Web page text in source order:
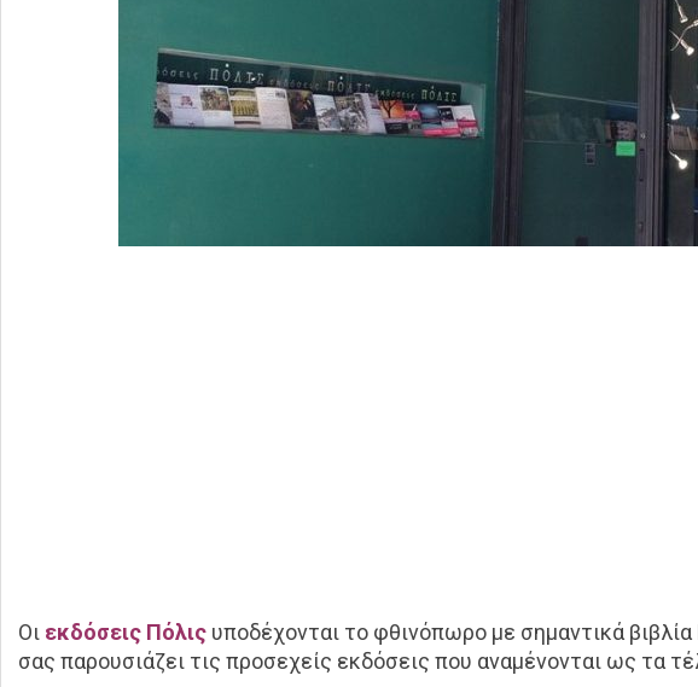
Οι εκδόσεις Πόλις υποδέχονται το φθινόπωρο με σημαντικά
σας παρουσιάζει τις προσεχείς εκδόσεις που αναμένονται ως τα